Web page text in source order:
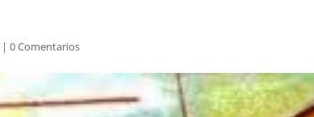
|0 Comentarios